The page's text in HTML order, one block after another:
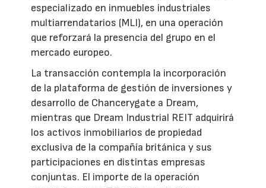
especializado en inmuebles industriales
multiarrendatarios (MLI), en una operación
que reforzará la presencia del grupo en el
mercado europeo.
La transacción contempla la incorporación
de la plataforma de gestión de inversiones y
desarrollo de Chancerygate a Dream,
mientras que Dream Industrial REIT adquirirá
los activos inmobiliarios de propiedad
exclusiva de la compañía británica y sus
participaciones en distintas empresas
conjuntas. El importe de la operación